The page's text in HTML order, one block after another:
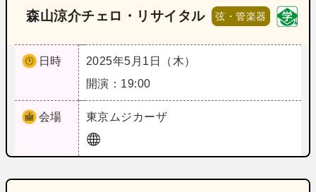
森山涼介チェロ・リサイタル 弦・管楽器
日時
2025年5月1日（木）
開演：19:00
会場 東京 ムジカーザ